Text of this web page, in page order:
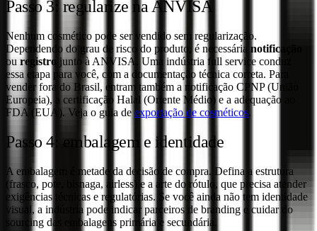
Passo 3: regularize na ANVISA
Nenhum cosmético pode ser vendido sem regularização.
Dependendo do grau de risco do produto, é necessária notificação
ou registro junto à ANVISA. Uma indústria full service conduz
essa etapa para você, com a documentação técnica correta. Para
vender fora do Brasil, entram também a notificação CPNP (União
Europeia), a certificação Halal (Oriente Médio) e a adequação ao
FDA (EUA). Veja o guia de exportação de cosméticos.
Passo 4: embalagem e identidade
A embalagem é metade da decisão de compra. Defina a estrutura
(frasco, pote, bisnaga, airless) e a arte do rótulo, que precisa atender
exigências técnicas e regulatórias. Se você ainda não tem identidade
visual, a indústria pode indicar parceiros de branding e cuidar do
sourcing das embalagens primária e secundária.